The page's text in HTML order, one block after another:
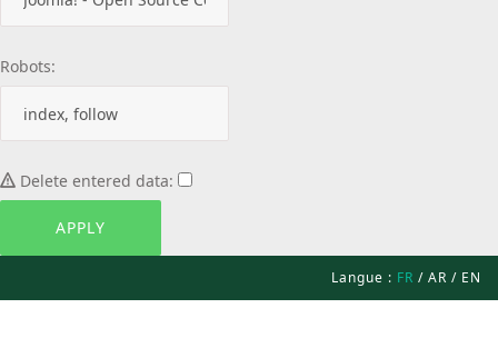
Robots:
Delete entered data:
Langue : FR / AR / EN